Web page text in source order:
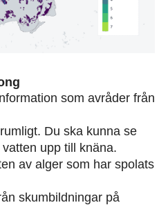
som avråder från
Du ska kunna se
upp till knäna.
av alger som har spolats
skumbildningar på